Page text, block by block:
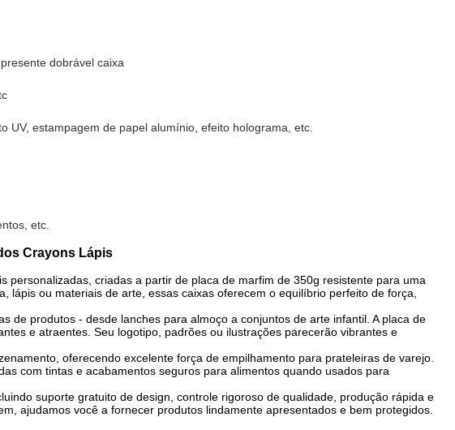
dobrável caixa
UV, estampagem de papel alumínio, efeito holograma, etc.
etc.
Crayons Lápis
criadas a partir de placa de marfim de 350g resistente para uma
ou materiais de arte, essas caixas oferecem o equilíbrio perfeito de força,
de produtos - desde lanches para almoço a conjuntos de arte infantil. A placa de
e atraentes. Seu logotipo, padrões ou ilustrações parecerão vibrantes e
oferecendo excelente força de empilhamento para prateleiras de varejo.
com tintas e acabamentos seguros para alimentos quando usados para
suporte gratuito de design, controle rigoroso de qualidade, produção rápida e
ajudamos você a fornecer produtos lindamente apresentados e bem protegidos.